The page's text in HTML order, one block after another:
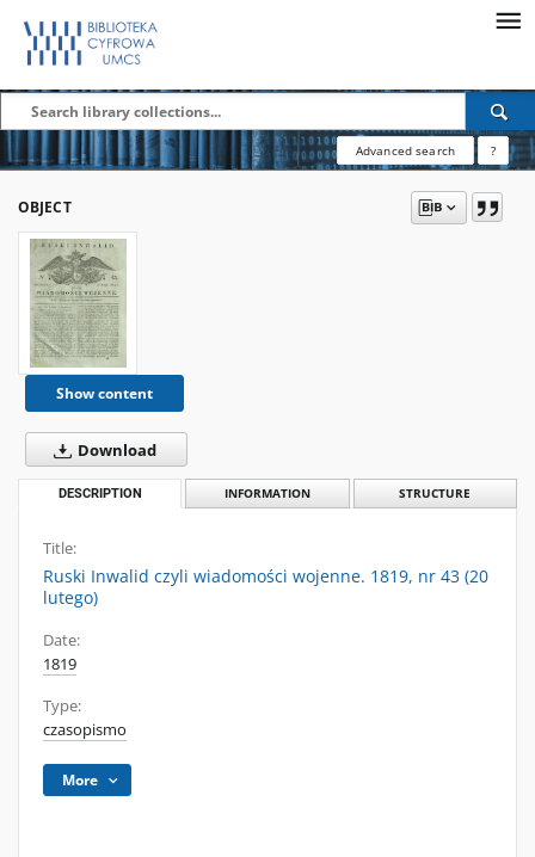
Advanced search ?
OBJECT
Show content
Download
DESCRIPTION INFORMATION STRUCTURE
Title:
Ruski Inwalid czyli wiadomości wojenne. 1819, nr 43 (20
lutego)
Date:
1819
Type:
czasopismo
More